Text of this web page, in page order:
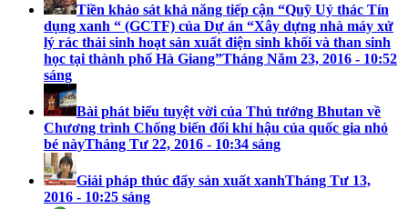
Tiền khảo sát khả năng tiếp cận “Quỹ Uỷ thác Tín
dụng xanh “ (GCTF) của Dự án “Xây dựng nhà máy xử
lý rác thải sinh hoạt sản xuất điện sinh khối và than sinh
học tại thành phố Hà Giang”Tháng Năm 23, 2016 - 10:52
sáng
Bài phát biểu tuyệt vời của Thủ tướng Bhutan về
Chương trình Chống biến đổi khí hậu của quốc gia nhỏ
bé nàyTháng Tư 22, 2016 - 10:34 sáng
Giải pháp thúc đẩy sản xuất xanhTháng Tư 13,
2016 - 10:25 sáng